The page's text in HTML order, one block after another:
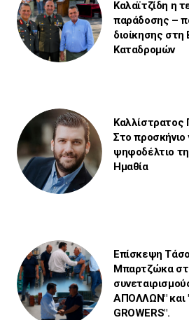
Καλαϊτζίδη η
παράδοσης –
διοίκησης στη
Καταδρομών
Καλλίστρατος
Στο προσκήνιο
ψηφοδέλτιο
Ημαθία
Επίσκεψη
Μπαρτζώκα
ΑΠΟΛΛΩΝ" και
GROWERS".